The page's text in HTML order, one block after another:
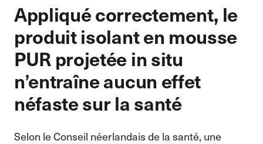
Appliqué correctement, le
produit isolant en mousse
PUR projetée in situ
n’entraîne aucun effet
néfaste sur la santé
Selon le Conseil néerlandais de la santé, une